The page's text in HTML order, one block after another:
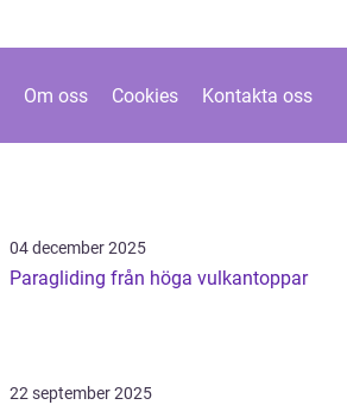
Om oss Cookies Kontakta oss
04 december 2025
Paragliding från höga vulkantoppar
22 september 2025